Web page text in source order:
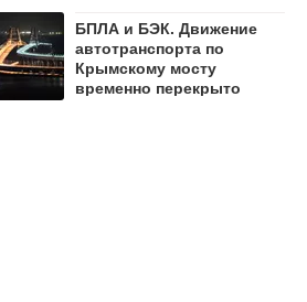
БПЛА и БЭК. Движение
автотранспорта по
Крымскому мосту
временно перекрыто